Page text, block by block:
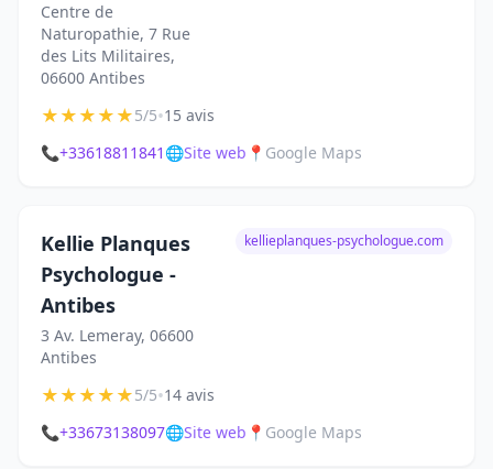
Centre de
Naturopathie, 7 Rue
des Lits Militaires,
06600 Antibes
★★★★★5/5•15 avis
📞+33618811841 🌐Site web 📍 Google Maps
Kellie Planques
Psychologue -
Antibes
3 Av. Lemeray, 06600
Antibes
kellieplanques-psychologue.com
★★★★★5/5•14 avis
📞+33673138097🌐Site web 📍 Google Maps